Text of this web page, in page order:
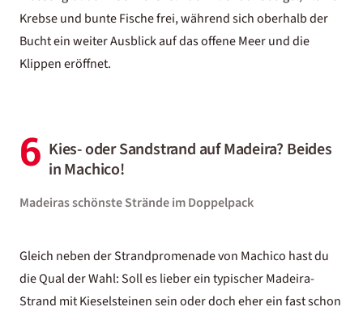
Krebse und bunte Fische frei, während sich oberhalb der
Bucht ein weiter Ausblick auf das offene Meer und die
Klippen eröffnet.
6 Kies- oder Sandstrand auf Madeira? Beides
in Machico!
Madeiras schönste Strände im Doppelpack
Gleich neben der Strandpromenade von Machico hast du
die Qual der Wahl: Soll es lieber ein typischer Madeira-
Strand mit Kieselsteinen sein oder doch eher ein fast schon